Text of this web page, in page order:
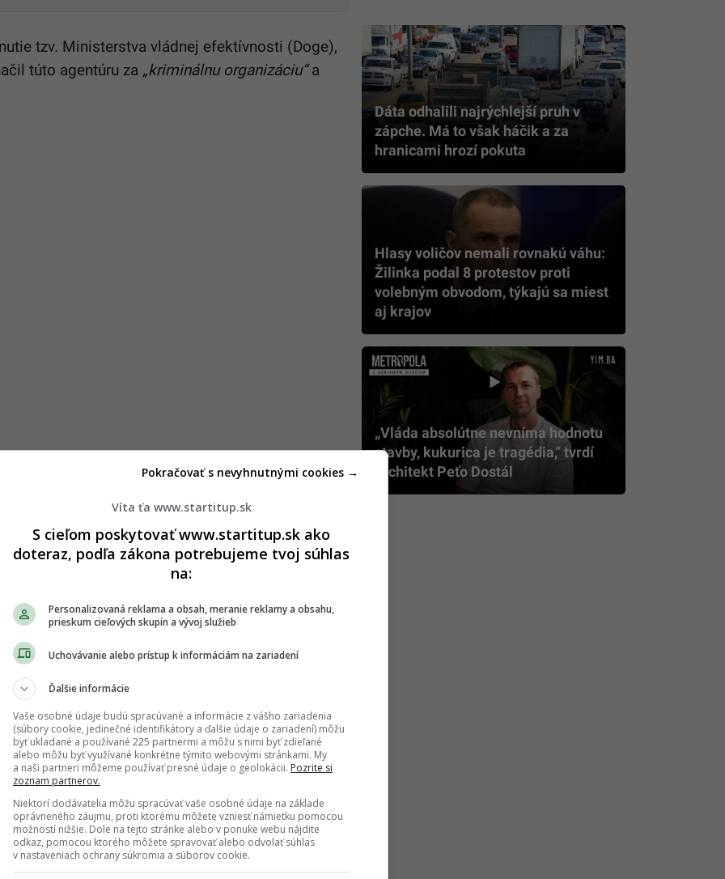
tzv. Ministerstva vládnej efektívnosti (Doge),
túto agentúru za „kriminálnu organizáciu“a
finančných tokov spôsobilo, že život
v skladoch. Zároveň varoval, že môže
či detská obrna.
navštívil deti, ktoré sa teraz nakazili HIV, pretože
v Mozambiku.
dodal, že
na štyri milióny ročne, môže namiesto toho
celé bohatstvo
sa jeho nadácia Gates Foundation uzavrie
darovať takmer celý svoj majetok – viac než
Dáta odhalili najrýchlejší pruh v
zápche. Má to však háčik a za
hranicami hrozí pokuta
Hlasy voličov nemali rovnakú váhu:
Žilinka podal 8 protestov proti
volebným obvodom, týkajú sa miest
aj krajov
„Vláda absolútne nevníma hodnotu
stavby, kukurica je tragédia,” tvrdí
architekt Peťo Dostál
Víta ťa www.startitup.sk
S cieľom poskytovať www.startitup.sk ako
doteraz, podľa zákona potrebujeme tvoj súhlas
na:
Personalizovaná reklama a obsah, meranie reklamy a obsahu,
prieskum cieľových skupín a vývoj služieb
Uchovávanie alebo prístup k informáciám na zariadení
Ďalšie informácie
Vaše osobné údaje budú spracúvané a informácie z vášho zariadenia
(súbory cookie, jedinečné identifikátory a ďalšie údaje o zariadení) môžu
byť ukladané a používané 225 partnermi a môžu s nimi byť zdieľané
alebo môžu byť využívané konkrétne týmito webovými stránkami. My
a naši partneri môžeme používať presné údaje o geolokácii. Pozrite si
zoznam partnerov.
Niektorí dodávatelia môžu spracúvať vaše osobné údaje na základe
oprávneného záujmu, proti ktorému môžete vzniesť námietku pomocou
možností nižšie. Dole na tejto stránke alebo v ponuke webu nájdite
odkaz, pomocou ktorého môžete spravovať alebo odvolať súhlas
v nastaveniach ochrany súkromia a súborov cookie.
Pokračovať s nevyhnutnými cookies →